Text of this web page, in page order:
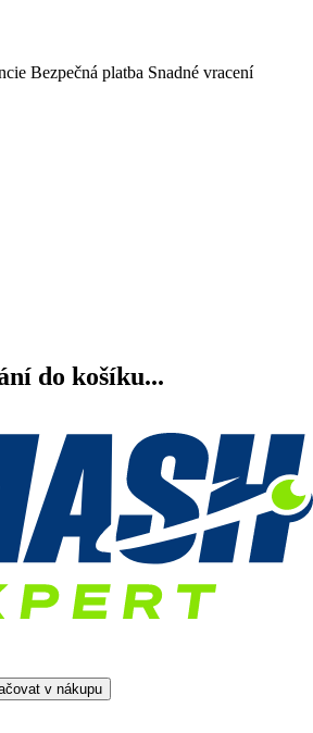
Bezpečná platba Snadné vracení
do košíku...
v nákupu